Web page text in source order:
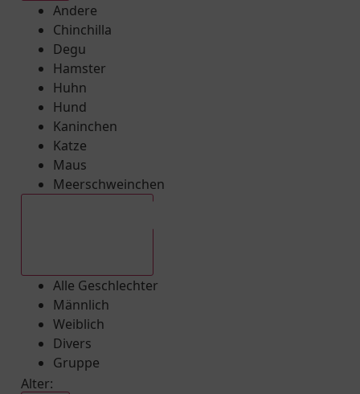
Andere
Chinchilla
Degu
Hamster
Huhn
Hund
Kaninchen
Katze
Maus
Meerschweinchen
Alle Geschlechter
Männlich
Weiblich
Divers
Gruppe
Alter: